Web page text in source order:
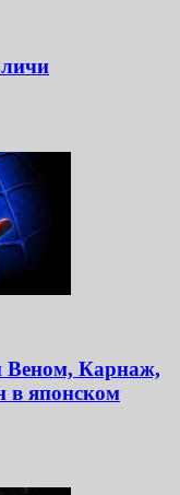
личи
Веном, Карнаж,
в японском